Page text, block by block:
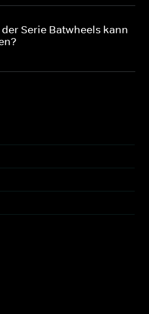
Serie Batwheels kann